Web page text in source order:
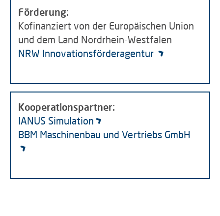
Förderung:
Kofinanziert von der Europäischen Union
und dem Land Nordrhein-Westfalen
NRW Innovationsförderagentur
Kooperationspartner:
IANUS Simulation
BBM Maschinenbau und Vertriebs GmbH